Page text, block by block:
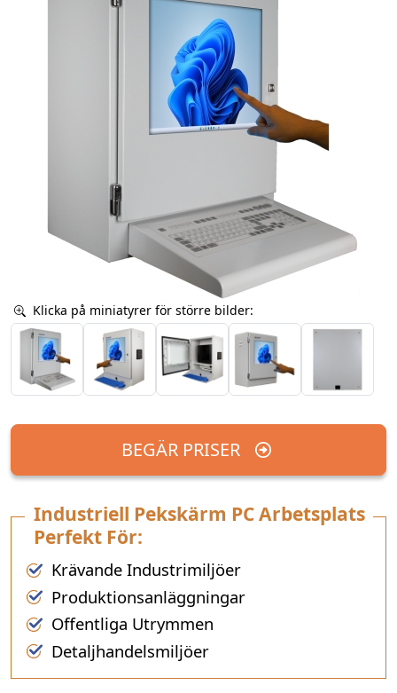
Klicka på miniatyrer för större bilder:
BEGÄR PRISER
Industriell Pekskärm PC Arbetsplats
Perfekt För:
Krävande Industrimiljöer
Produktionsanläggningar
Offentliga Utrymmen
Detaljhandelsmiljöer